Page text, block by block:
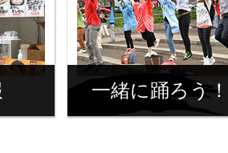
一緒に踊ろう